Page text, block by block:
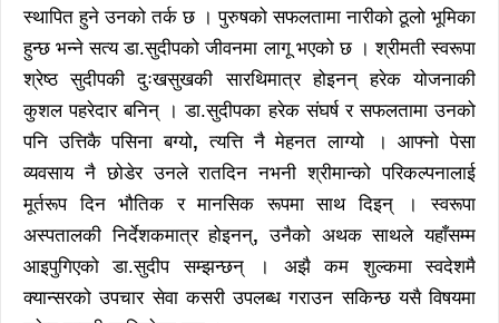
स्थापित हुने उनको तर्क छ । पुरुषको सफलतामा नारीको ठूलो भूमिका
हुन्छ भन्ने सत्य डा.सुदीपको जीवनमा लागू भएको छ । श्रीमती स्वरूपा
श्रेष्ठ सुदीपकी दुःखसुखकी सारथिमात्र होइनन् हरेक योजनाकी
कुशल पहरेदार बनिन् । डा.सुदीपका हरेक संघर्ष र सफलतामा उनको
पनि उत्तिकै पसिना बग्यो,त्यत्ति नै मेहनत लाग्यो । आफ्नो पेसा
व्यवसाय नै छोडेर उनले रातदिन नभनी श्रीमान्को परिकल्पनालाई
मूर्तरूप दिन भौतिक र मानसिक रूपमा साथ दिइन् । स्वरूपा
अस्पतालकी निर्देशकमात्र होइनन्,उनैको अथक साथले यहाँसम्म
आइपुगिएको डा.सुदीप सम्झन्छन् । अझै कम शुल्कमा स्वदेशमै
क्यान्सरको उपचार सेवा कसरी उपलब्ध गराउन सकिन्छ यसै विषयमा